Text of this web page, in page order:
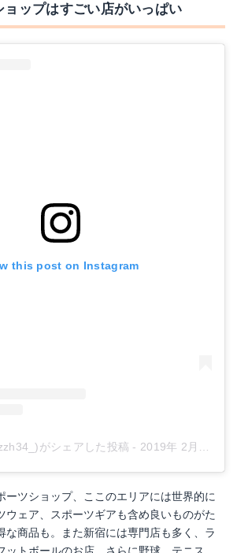
ップはすごい店がいっぱい
this post on Instagram
がシェアした投稿 - 2019年 2月月28日午後11時53分PST
ーツショップ、ここのエリアには世界的に
ウェア、スポーツギアも含め良いものがた
な商品も。また新宿には専門店も多く、ラ